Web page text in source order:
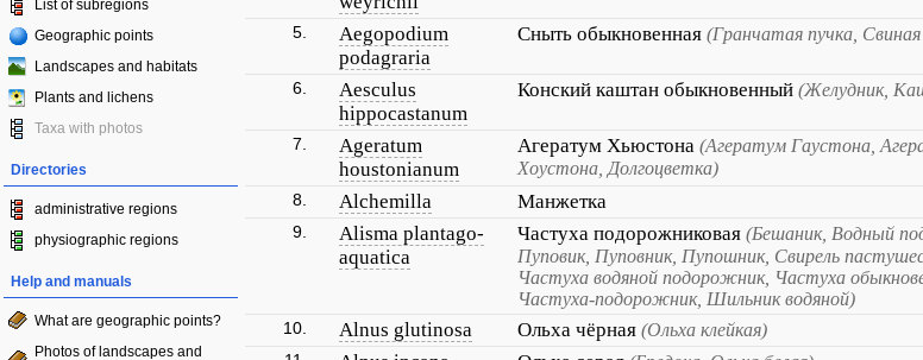
List of subregions
Geographic points
Landscapes and habitats
Plants and lichens
Taxa with photos
Directories
administrative regions
physiographic regions
Help and manuals
What are geographic points?
Photos of landscapes and
5.
Aegopodium
podagraria
Сныть обыкновенная (Гранчатая пучка,
6.
Aesculus
hippocastanum
Конский каштан обыкновенный (Желудник,
7.
Ageratum
houstonianum
Агератум Хьюстона (Агератум Гаустона,
Хоустона, Долгоцветка)
8. Alchemilla Манжетка
9.
Alisma plantago-
aquatica
Частуха подорожниковая (Бешаник, Водный
Пуповик, Пуповник, Пупошник, Свирель
Частуха водяной подорожник, Частуха
Частуха-подорожник, Шильник водяной)
10. Alnus glutinosa Ольха чёрная (Ольха клейкая)